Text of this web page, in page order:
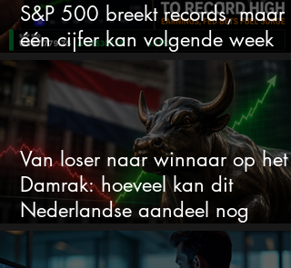
S&P 500 breekt records, maar
één cijfer kan volgende week
alles veranderen
Van loser naar winnaar op het
Damrak: hoeveel kan dit
Nederlandse aandeel nog
stijgen?